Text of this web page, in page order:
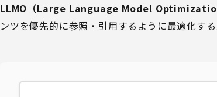
LLMO（Large Language Model
ンツを優先的に参照・引用するように最適化する